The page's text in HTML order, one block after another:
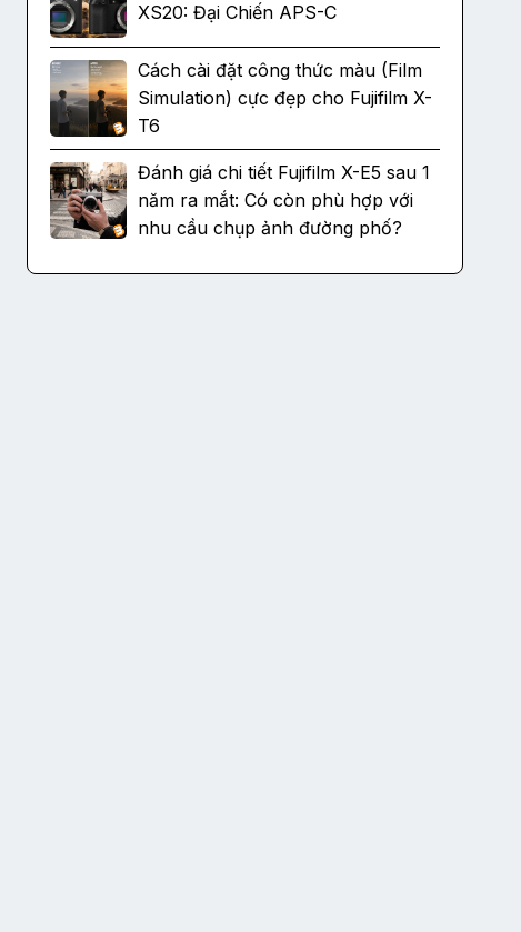
XS20: Đại Chiến APS-C
Cách cài đặt công thức màu (Film
Simulation) cực đẹp cho Fujifilm X-
T6
Đánh giá chi tiết Fujifilm X-E5 sau 1
năm ra mắt: Có còn phù hợp với
nhu cầu chụp ảnh đường phố?